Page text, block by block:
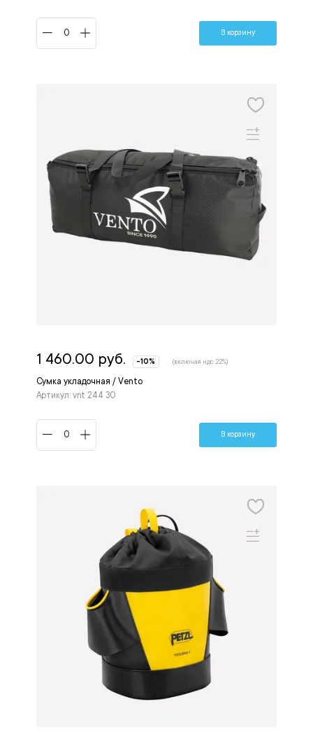
В корзину
Сумка укладочная / Vento
Артикул: vnt 244 30
1 460.00 руб. -10% (включая ндс 22%)
В корзину